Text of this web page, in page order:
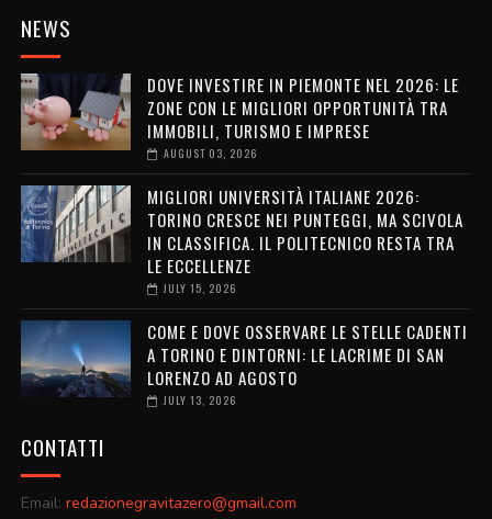
NEWS
DOVE INVESTIRE IN PIEMONTE NEL 2026: LE
ZONE CON LE MIGLIORI OPPORTUNITÀ TRA
IMMOBILI, TURISMO E IMPRESE
AUGUST 03, 2026
MIGLIORI UNIVERSITÀ ITALIANE 2026:
TORINO CRESCE NEI PUNTEGGI, MA SCIVOLA
IN CLASSIFICA. IL POLITECNICO RESTA TRA
LE ECCELLENZE
JULY 15, 2026
COME E DOVE OSSERVARE LE STELLE CADENTI
A TORINO E DINTORNI: LE LACRIME DI SAN
LORENZO AD AGOSTO
JULY 13, 2026
CONTATTI
Email: redazionegravitazero@gmail.com